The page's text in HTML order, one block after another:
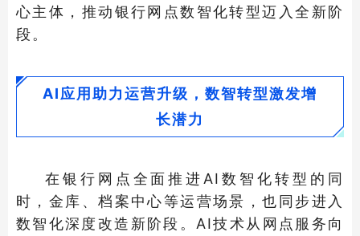
心主体，推动银行网点数智化转型迈入全新阶
段。
AI应用助力运营升级，数智转型激发增
长潜力
在银行网点全面推进AI数智化转型的同
时，金库、档案中心等运营场景，也同步进入
数智化深度改造新阶段。AI技术从网点服务向